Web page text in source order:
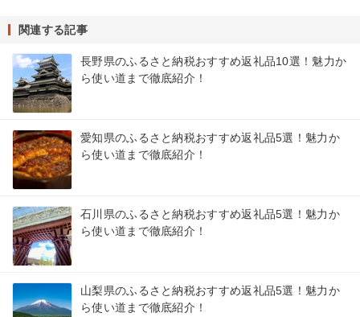
関連する記事
長野県のふるさと納税おすすめ返礼品10選！魅力か
ら使い道まで徹底紹介！
愛知県のふるさと納税おすすめ返礼品5選！魅力か
ら使い道まで徹底紹介！
石川県のふるさと納税おすすめ返礼品5選！魅力か
ら使い道まで徹底紹介！
山梨県のふるさと納税おすすめ返礼品5選！魅力か
ら使い道まで徹底紹介！